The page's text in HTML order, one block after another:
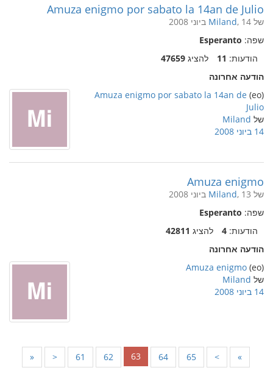
Amuza enigmo por sabato la 14an de Julio
של Miland, 14 ביוני 2008
שפה: Esperanto
הודעות: 11 להציג 47659
הודעה אחרונה
(eo)
Amuza enigmo por sabato la 14an de
Julio
של Miland
14 ביוני 2008
Amuza enigmo
של Miland, 13 ביוני 2008
שפה: Esperanto
הודעות: 4 להציג 42811
הודעה אחרונה
(eo)
Amuza enigmo
של Miland
14 ביוני 2008
« < 61 62 63 64 65 > »